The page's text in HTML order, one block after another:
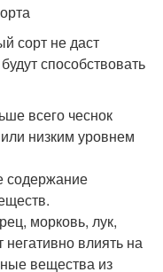
сорт не даст
способствовать
всего чеснок
низким уровнем
содержание
морковь, лук,
негативно влиять на
вещества из